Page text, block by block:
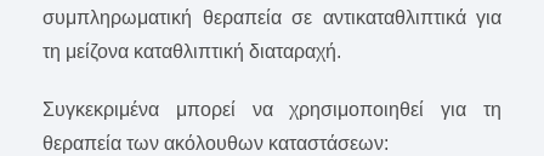
συμπληρωματική θεραπεία σε αντικαταθλιπτικά για
τη μείζονα καταθλιπτική διαταραχή.
Συγκεκριμένα μπορεί να χρησιμοποιηθεί για τη
θεραπεία των ακόλουθων καταστάσεων: